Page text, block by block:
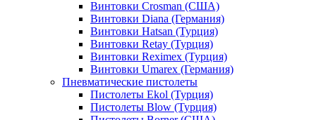
Винтовки Crosman (США)
Винтовки Diana (Германия)
Винтовки Hatsan (Турция)
Винтовки Retay (Турция)
Винтовки Reximex (Турция)
Винтовки Umarex (Германия)
Пневматические пистолеты
Пистолеты Ekol (Турция)
Пистолеты Blow (Турция)